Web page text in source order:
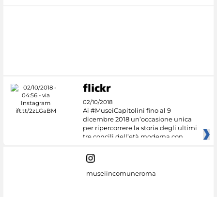
02/10/2018
Ai #MuseiCapitolini fino al 9
dicembre 2018 un’occasione unica
per ripercorrere la storia degli ultimi
tre concili dell’età moderna con
museiincomuneroma